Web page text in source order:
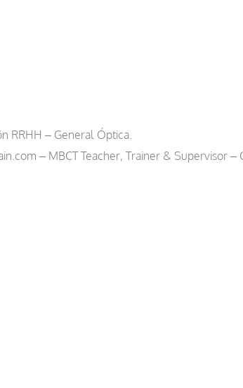
RRHH – General Óptica.
– MBCT Teacher, Trainer & Supervisor